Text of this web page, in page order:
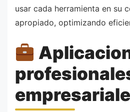
usar cada herramienta en su
apropiado, optimizando